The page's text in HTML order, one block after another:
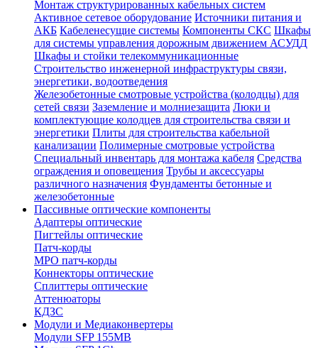
Монтаж структурированных кабельных систем
Активное сетевое оборудование Источники питания и
АКБ Кабеленесущие системы Компоненты СКС Шкафы
для системы управления дорожным движением АСУДД
Шкафы и стойки телекоммуникационные
Строительство инженерной инфраструктуры связи,
энергетики, водоотведения
Железобетонные смотровые устройства (колодцы) для
сетей связи Заземление и молниезащита Люки и
комплектующие колодцев для строительства связи и
энергетики Плиты для строительства кабельной
канализации Полимерные смотровые устройства
Специальный инвентарь для монтажа кабеля Средства
ограждения и оповещения Трубы и аксессуары
различного назначения Фундаменты бетонные и
железобетонные
Пассивные оптические компоненты
Адаптеры оптические
Пигтейлы оптические
Патч-корды
MPO патч-корды
Коннекторы оптические
Сплиттеры оптические
Аттенюаторы
КДЗС
Модули и Медиаконвертеры
Модули SFP 155MB